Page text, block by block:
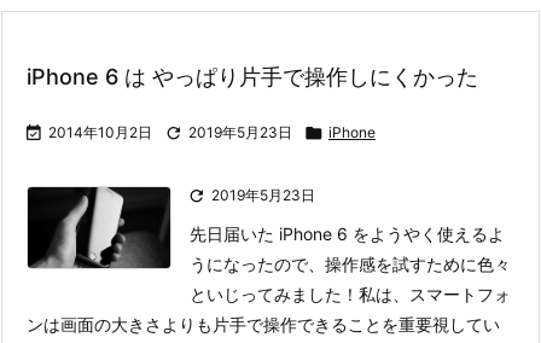
iPhone 6 は やっぱり片手で操作しにくかった
 2014年10月2日  2019年5月23日  iPhone
 2019年5月23日
先日届いた iPhone 6 をようやく使えるよ
うになったので、操作感を試すために色々
といじってみました！私は、スマートフォ
ンは画面の大きさよりも片手で操作できることを重要視してい